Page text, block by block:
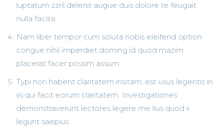
luptatum zzril delenit augue duis dolore te feugait
nulla facilisi.
Nam liber tempor cum soluta nobis eleifend option
congue nihil imperdiet doming id quod mazim
placerat facer possim assum.
Typi non habent claritatem insitam; est usus legentis in
iis qui facit eorum claritatem. Investigationes
demonstraverunt lectores legere me lius quod ii
legunt saepius.